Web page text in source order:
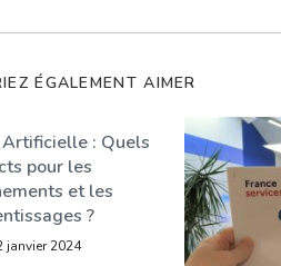
ÉGALEMENT AIMER
: Quels
pour les
et les
?
janvier 2024